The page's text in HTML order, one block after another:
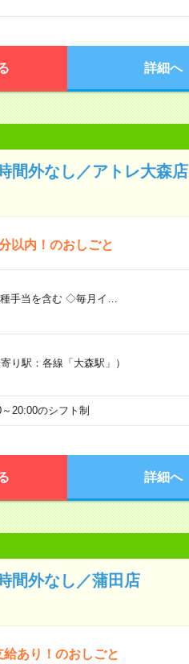
詳細へ
間外なし／アトレ大森店
以内！のおしごと
手当を含む ◇毎月イ…
り駅：各線「大森駅」）
20:00のシフト制
詳細へ
間外なし／蒲田店
あり！のおしごと